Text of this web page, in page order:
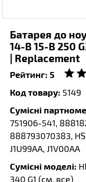
Батарея до
14-B 15-B 250
| Replacement
Рейтинг: 5
Код товару: 5149
Сумісні
751906-541,
888793070383,
J1U99AA, J1V00AA
Сумісні моделі:
340 G1 (см. все)